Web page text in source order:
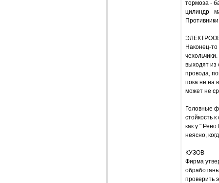
тормоза -
цилиндр -
Наконец-
выходят из
провода,
пока не на
может не
Головные
стойкость
как у "
неясно,
КУЗОВ
Фирма
проверить